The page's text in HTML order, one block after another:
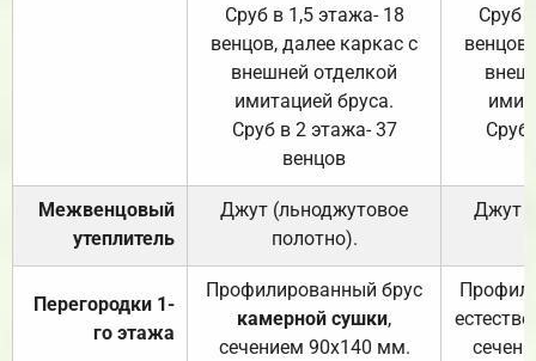
Сруб в 1,5 этажа- 18
венцов, далее каркас с
внешней отделкой
имитацией бруса.
Сруб в 2 этажа- 37
венцов
Сруб
Сруб
Межвенцовый
утеплитель
Джут (льноджутовое
полотно).
Джут
Перегородки 1-
го этажа
Профилированный брус
камерной сушки,
сечением 90х140 мм.